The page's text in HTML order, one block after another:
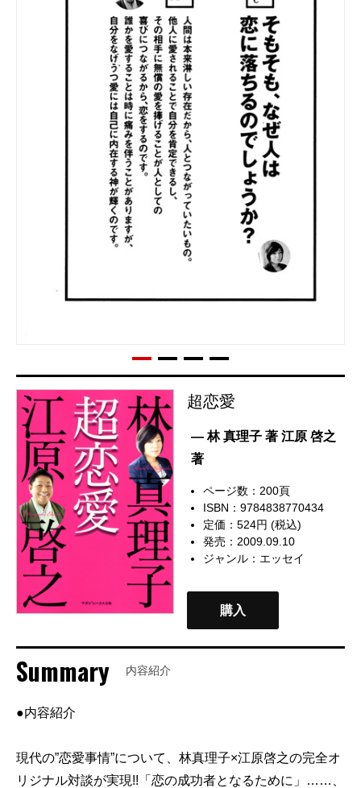
超恋愛
— 林 真理子 著 江原 啓之
著
ページ数：200頁
ISBN：9784838770434
定価：524円 (税込)
発売：2009.09.10
ジャンル： エッセイ
購入
Summary 内容紹介
●内容紹介
現代の”恋愛事情”について、林真理子×江原啓之の完全オ
リジナル対談が実現!!「恋の成功者となるために」……、